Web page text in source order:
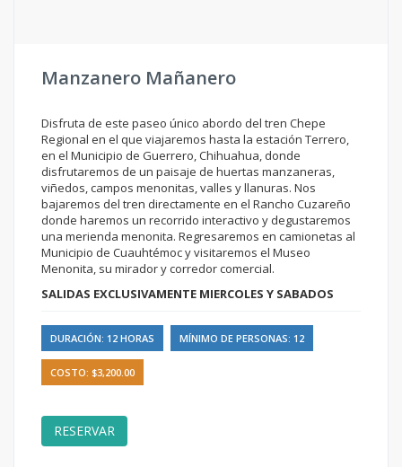
Manzanero Mañanero
Disfruta de este paseo único abordo del tren Chepe
Regional en el que viajaremos hasta la estación Terrero,
en el Municipio de Guerrero, Chihuahua, donde
disfrutaremos de un paisaje de huertas manzaneras,
viñedos, campos menonitas, valles y llanuras. Nos
bajaremos del tren directamente en el Rancho Cuzareño
donde haremos un recorrido interactivo y degustaremos
una merienda menonita. Regresaremos en camionetas al
Municipio de Cuauhtémoc y visitaremos el Museo
Menonita, su mirador y corredor comercial.
SALIDAS EXCLUSIVAMENTE MIERCOLES Y SABADOS
DURACIÓN: 12 HORAS MÍNIMO DE PERSONAS: 12
COSTO: $3,200.00
RESERVAR